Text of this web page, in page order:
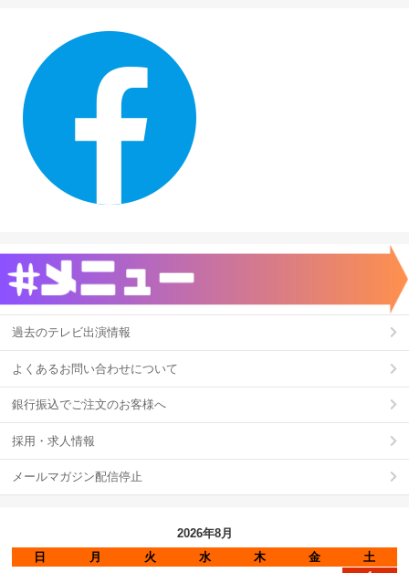
過去のテレビ出演情報
よくあるお問い合わせについて
銀行振込でご注文のお客様へ
採用・求人情報
メールマガジン配信停止
2026年8月
日
月 火 水 木 金
土